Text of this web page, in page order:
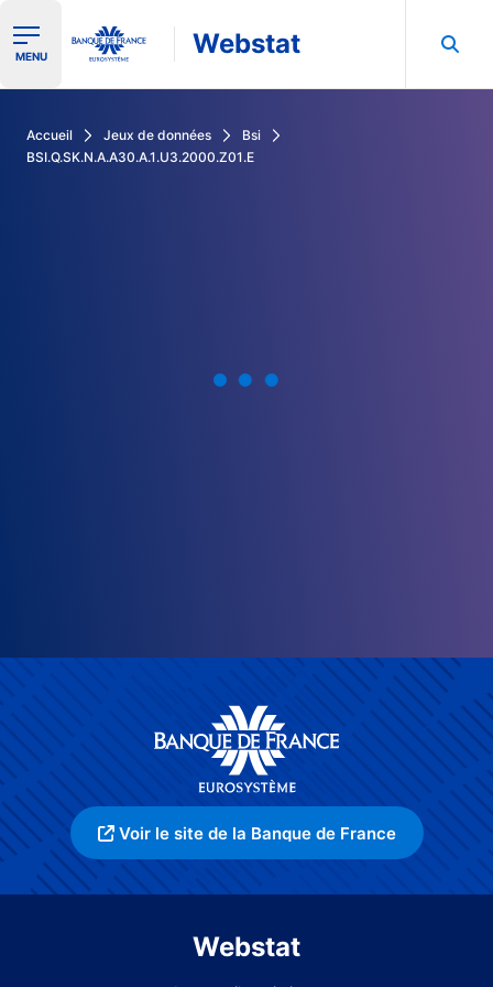
Ouvrir le menu de navigation
MENU Webstat
Accueil Jeux de données
Bsi
BSI.Q.SK.N.A.A30.A.1.U3.2000.Z01.E
Voir le site de la Banque de France
Webstat